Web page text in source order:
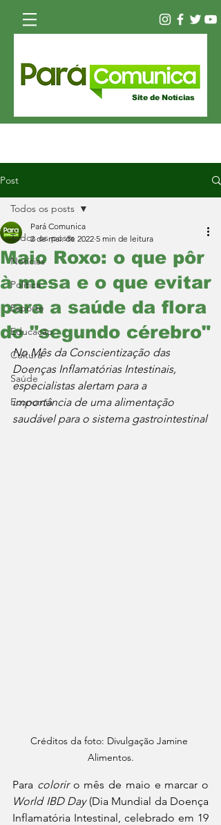
Site de Notícias
Post
Todos os posts
Notícias
Política
Esporte
Educação
Cultura
Saúde
Economia
Todos os posts
Maio Roxo: o que pôr
à mesa e o que evitar
para a saúde da flora
do "segundo cérebro"
Pará Comunica
2 de mai. de 2022 5 min de leitura
No Mês da Conscientização das
Doenças Inflamatórias Intestinais,
especialistas alertam para a
importância de uma alimentação
saudável para o sistema gastrointestinal
Créditos da foto: Divulgação Jamine
Alimentos.
Para colorir
World IBD Day (Dia Mundial da Doença
Inflamatória Intestinal, celebrado em 19